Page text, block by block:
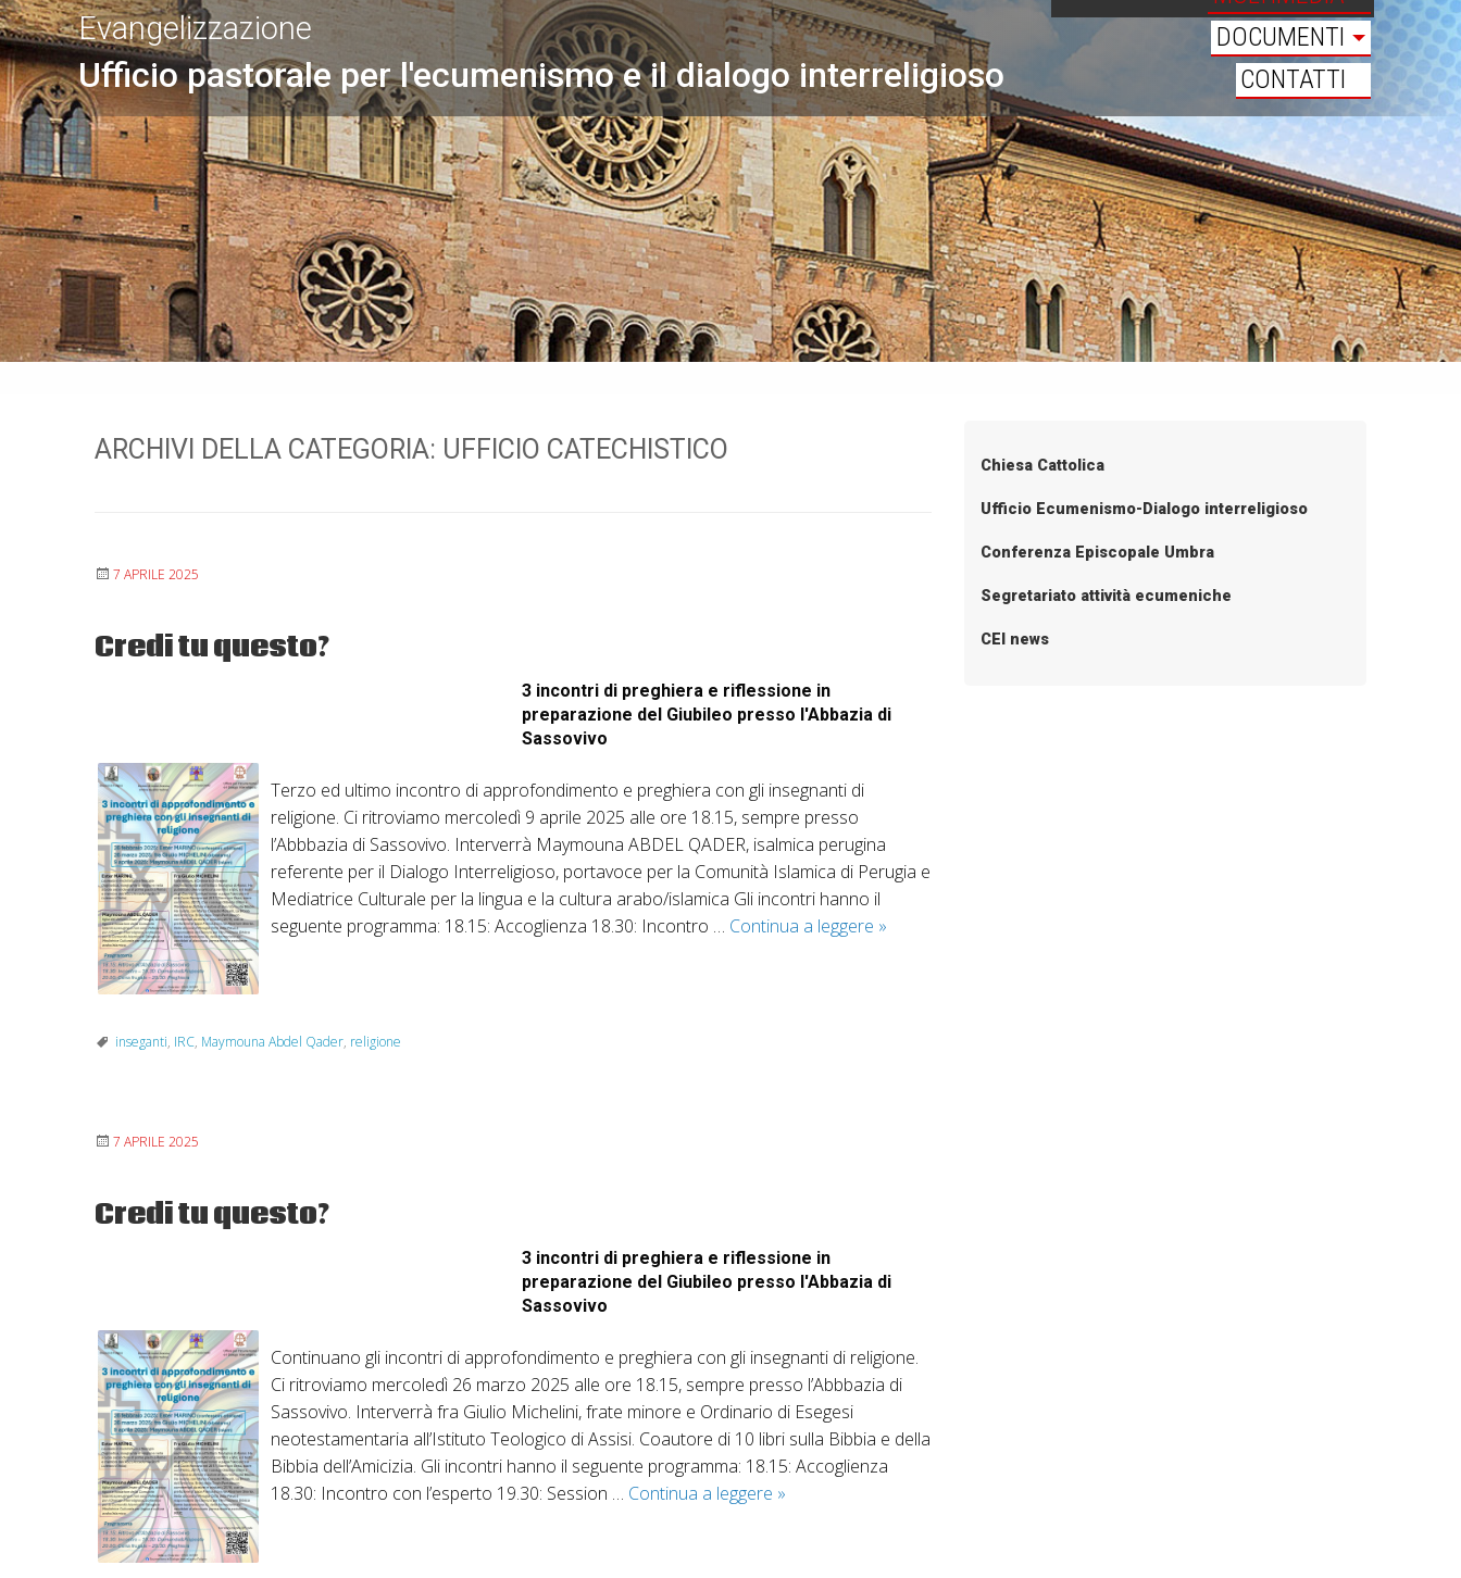
Ufficio pastorale per l'ecumenismo e il dialogo interreligioso
Evangelizzazione
DOCUMENTI
CONTATTI
ARCHIVI DELLA CATEGORIA: UFFICIO CATECHISTICO
7 APRILE 2025
Credi tu questo?
3 incontri di preghiera e riflessione in
preparazione del Giubileo presso l'Abbazia di
Sassovivo
Terzo ed ultimo incontro di approfondimento e preghiera con gli insegnanti di
religione. Ci ritroviamo mercoledì 9 aprile 2025 alle ore 18.15, sempre presso
l’Abbbazia di Sassovivo. Interverrà Maymouna ABDEL QADER, isalmica perugina
referente per il Dialogo Interreligioso, portavoce per la Comunità Islamica di Perugia e
Mediatrice Culturale per la lingua e la cultura arabo/islamica Gli incontri hanno il
seguente programma: 18.15: Accoglienza 18.30: Incontro … Continua a leggere Credi
»
inseganti, IRC, Maymouna Abdel Qader, religione
7 APRILE 2025
Credi tu questo?
3 incontri di preghiera e riflessione in
preparazione del Giubileo presso l'Abbazia di
Sassovivo
Continuano gli incontri di approfondimento e preghiera con gli insegnanti di religione.
Ci ritroviamo mercoledì 26 marzo 2025 alle ore 18.15, sempre presso l’Abbbazia di
Sassovivo. Interverrà fra Giulio Michelini, frate minore e Ordinario di Esegesi
neotestamentaria all’Istituto Teologico di Assisi. Coautore di 10 libri sulla Bibbia e della
Bibbia dell’Amicizia. Gli incontri hanno il seguente programma: 18.15: Accoglienza
18.30: Incontro con l’esperto 19.30: Session … Continua a leggere Credi
»
Chiesa Cattolica
Ufficio Ecumenismo-Dialogo interreligioso
Conferenza Episcopale Umbra
Segretariato attività ecumeniche
CEI news